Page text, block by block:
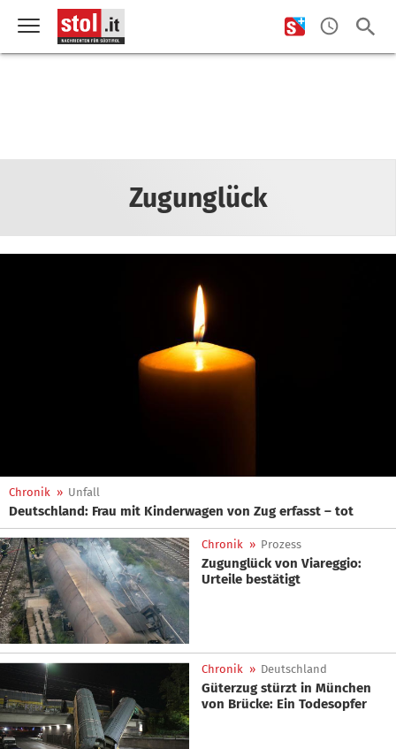
Zugunglück
Chronik » Unfall
Deutschland: Frau mit Kinderwagen von Zug erfasst – tot
Chronik » Prozess
Zugunglück von Viareggio:
Urteile bestätigt
Chronik » Deutschland
Güterzug stürzt in München
von Brücke: Ein Todesopfer